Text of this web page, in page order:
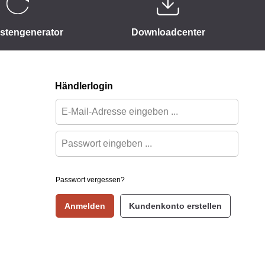
Downloadcenter
Händlerlogin
Passwort vergessen?
Anmelden Kundenkonto erstellen